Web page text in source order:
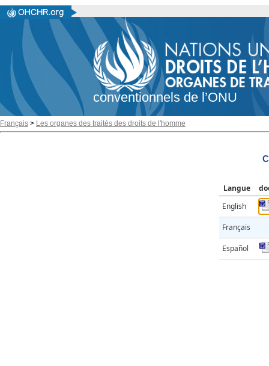
conventionnels de l’ONU
Français > Les organes des traités des droits de l'homme
Langue
English
Français
Español